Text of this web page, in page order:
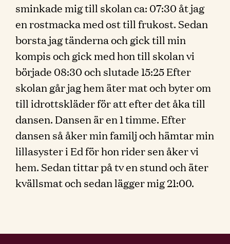
sminkade mig till skolan ca: 07:30 åt jag
en rostmacka med ost till frukost. Sedan
borsta jag tänderna och gick till min
kompis och gick med hon till skolan vi
började 08:30 och slutade 15:25 Efter
skolan går jag hem äter mat och byter om
till idrottskläder för att efter det åka till
dansen. Dansen är en 1 timme. Efter
dansen så åker min familj och hämtar min
lillasyster i Ed för hon rider sen åker vi
hem. Sedan tittar på tv en stund och äter
kvällsmat och sedan lägger mig 21:00.